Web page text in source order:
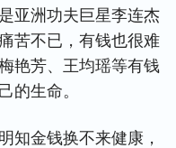
亚洲功夫巨星李连杰
苦不已，有钱也很难
艳芳、王均瑶等有钱
的生命。
知金钱换不来健康，